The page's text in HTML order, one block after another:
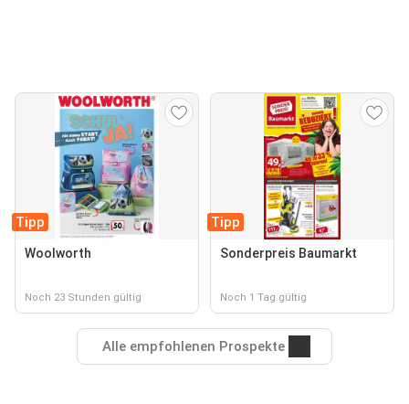
Tipp
Woolworth
Noch 23 Stunden gültig
Tipp
Sonderpreis Baumarkt
Noch 1 Tag gültig
Alle empfohlenen Prospekte